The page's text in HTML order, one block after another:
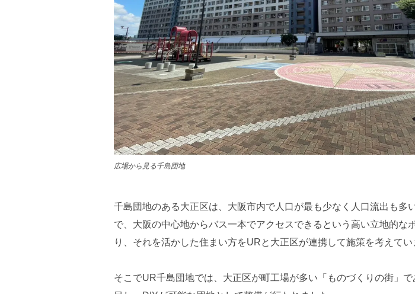
広場から見る千島団地
千島団地のある大正区は、大阪市内で人口が最も少なく人口流出も多
で、大阪の中心地からバス一本でアクセスできるという高い立地的な
り、それを活かした住まい方をURと大正区が連携して施策を考えてい
そこでUR千島団地では、大正区が町工場が多い「ものづくりの街」